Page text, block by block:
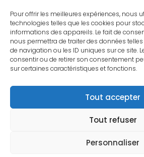
Pour offrir les meilleures expériences, nous
technologies telles que les cookies pour
informations des appareils. Le fait de
nous permettra de traiter des données
de navigation ou les ID uniques sur ce site.
consentir ou de retirer son consentement
sur certaines caractéristiques et fonctions.
Tout accepter
Tout refuser
Personnaliser
Mentions légales
Politique de cookies
Politique de confidentialité
© 2026 AFCP. Tous droits réservés.